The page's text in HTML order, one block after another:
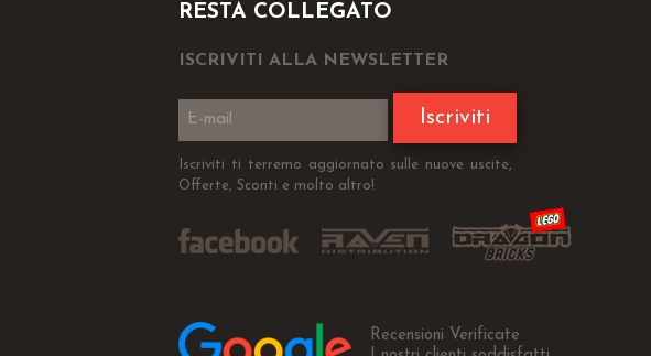
RESTA COLLEGATO
ISCRIVITI ALLA NEWSLETTER
Iscriviti
Iscriviti ti terremo aggiornato sulle nuove uscite,
Offerte, Sconti e molto altro!
Recensioni Verificate